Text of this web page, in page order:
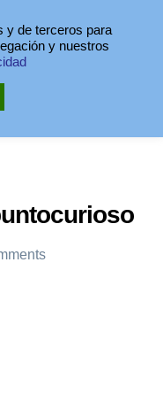
y de terceros para
y nuestros